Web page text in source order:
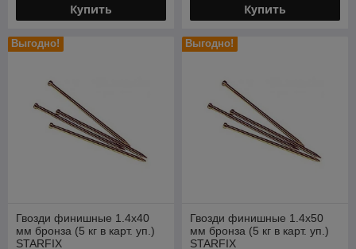
Купить Купить
Выгодно!
Гвозди финишные 1.4х40
мм бронза (5 кг в карт. уп.)
STARFIX
Выгодно!
Гвозди финишные 1.4х50
мм бронза (5 кг в карт. уп.)
STARFIX